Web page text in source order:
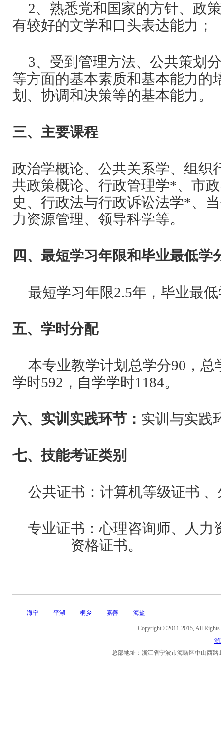
2、熟悉党和国家的方针、政
有较好的文学和口头表达能力；
3、受到管理方法、公共策划
等方面的基本素质和基本能力的
划、协调和决策等的基本能力。
三、主要课程
政治学概论、公共关系学、组织
共政策概论、行政管理学*、 市
史、行政法与行政诉讼法学*、
力资源管理、领导科学等。
四、最短学习年限和毕业最低学
最短学习年限2.5年，毕业最
五、学时分配
本专业教学计划总学分90 ，总
学时592 ，自学学时1184。
六、实训实践环节： 实训与实践
七、技能考证类别
公共证书：计算机等级证书
专业证书：心理咨询师、人力
资格证书。
海宁 平湖 桐乡 嘉善 海盐
Copyright ©2011-2015, All
浙
总部地址：浙江省宁波市海曙区中山西路